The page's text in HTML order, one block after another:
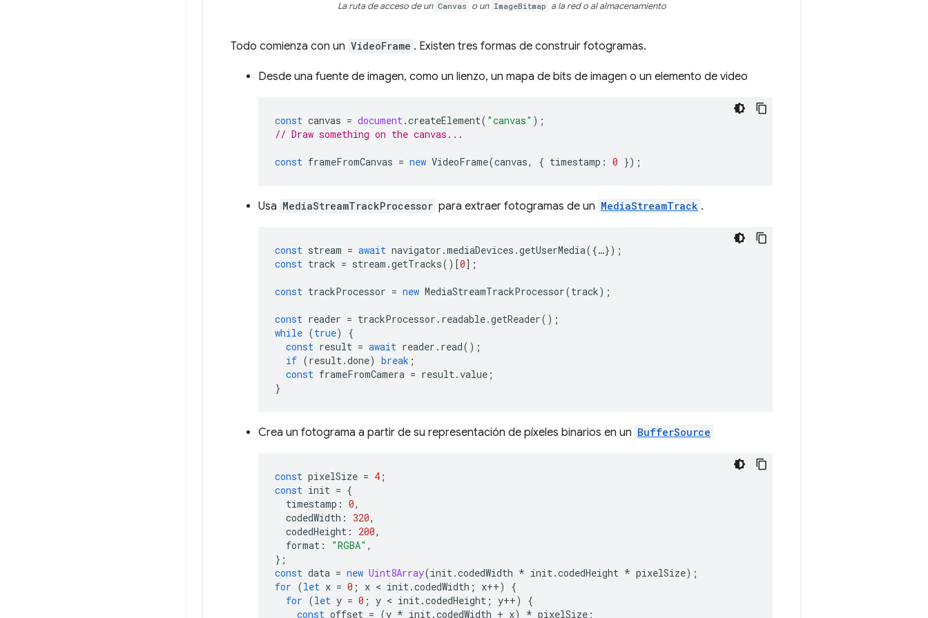
La ruta de acceso de un Canvas o un ImageBitmap a la red o al almacenamiento
Todo comienza con un VideoFrame . Existen tres formas de construir fotogramas.
Desde una fuente de imagen, como un lienzo, un mapa de bits de imagen o un elemento de video
const canvas = document.createElement( "canvas" );
// Draw something on the canvas...
const frameFromCanvas = new VideoFrame(canvas, { timestamp : 0 });
Usa MediaStreamTrackProcessor para extraer fotogramas de un MediaStreamTrack .
const stream = await navigator .mediaDevices .getUserMedia({…});
const track = stream .getTracks()[0];
const trackProcessor = new MediaStreamTrackProcessor(track);
const reader = trackProcessor . readable.getReader();
while (true)
{
const result = await reader . read();
if (result.done) break ;
const frameFromCamera = result.value ;
}
Crea un fotograma a partir de su representación de píxeles binarios en un BufferSource
const pixelSize = 4 ;
const init = {
timestamp : 0,
codedWidth : 320,
codedHeight : 200,
format : "RGBA" ,
};
const data = new Uint8Array(init.codedWidth * init.codedHeight * pixelSize);
for (let x = 0 ; x < init.codedWidth ; x++)
{
for (let y = 0 ; y < init.codedHeight ; y++)
{
const offset = (y * init.codedWidth + x) * pixelSize ;